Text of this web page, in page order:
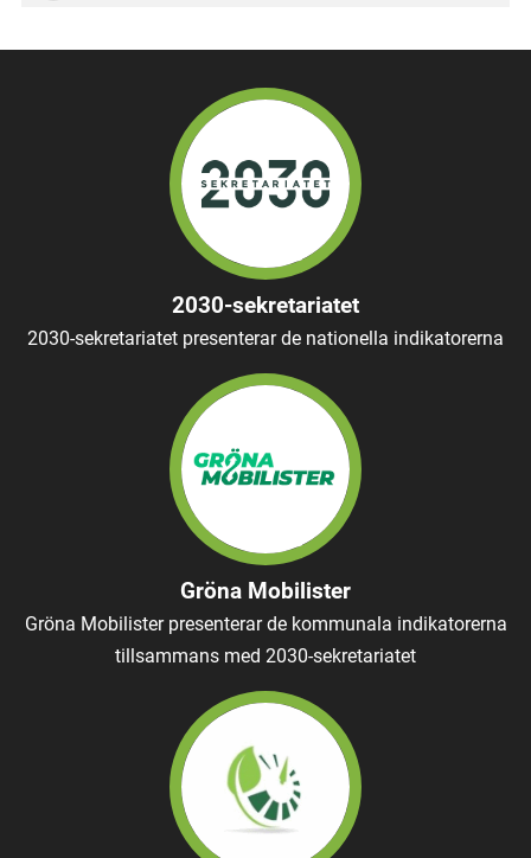
2030-sekretariatet
2030-sekretariatet presenterar de nationella indikatorerna
Gröna Mobilister
Gröna Mobilister presenterar de kommunala indikatorerna
tillsammans med 2030-sekretariatet